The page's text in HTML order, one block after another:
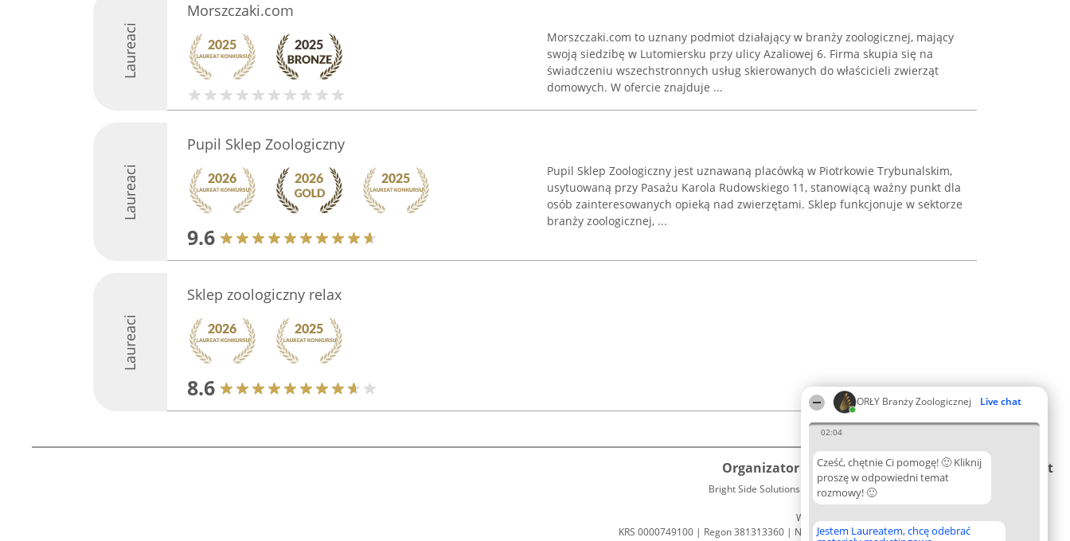
ORŁY Branży Zoologicznej Live chat
02:04
Cześć, chętnie Ci pomogę! 🙂 Kliknij
proszę w odpowiedni temat
rozmowy! 🙂
Jestem Laureatem, chcę odebrać
Laureaci
Morszczaki.com
Morszczaki.com to uznany podmiot działający w branży zoologicznej, mający
swoją siedzibę w Lutomiersku przy ulicy Azaliowej 6. Firma skupia się na
świadczeniu wszechstronnych usług skierowanych do właścicieli zwierząt
domowych. W ofercie znajduje ...
Laureaci
Pupil Sklep Zoologiczny
9.6
Pupil Sklep Zoologiczny jest uznawaną placówką w Piotrkowie Trybunalskim,
usytuowaną przy Pasażu Karola Rudowskiego 11, stanowiącą ważny punkt dla
osób zainteresowanych opieką nad zwierzętami. Sklep funkcjonuje w sektorze
branży zoologicznej, ...
Laureaci
Sklep zoologiczny relax
8.6
Organizator plebiscytu
Bright Side Solutions sp. z o. o. sp. k.
ul. Ruska 22
Wrocław 50-079
KRS 0000749100 | Regon 381313360 | NIP 8943132676
Plebiscyt
Lista
Laureatów
Kontakt